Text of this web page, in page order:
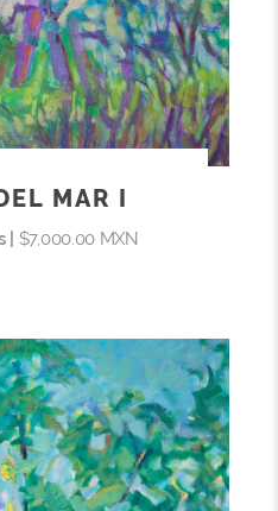
MAR I
| $7,000.00 MXN